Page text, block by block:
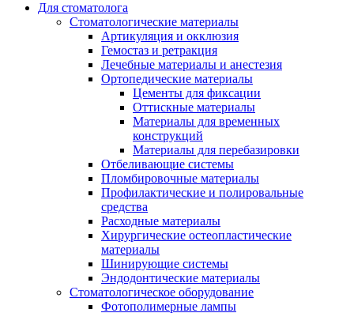
Для стоматолога
Стоматологические материалы
Артикуляция и окклюзия
Гемостаз и ретракция
Лечебные материалы и анестезия
Ортопедические материалы
Цементы для фиксации
Оттискные материалы
Материалы для временных
конструкций
Материалы для перебазировки
Отбеливающие системы
Пломбировочные материалы
Профилактические и полировальные
средства
Расходные материалы
Хирургические остеопластические
материалы
Шинирующие системы
Эндодонтические материалы
Стоматологическое оборудование
Фотополимерные лампы